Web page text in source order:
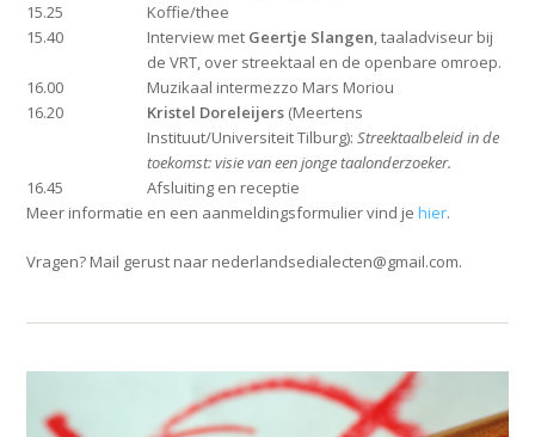
15.25
Koffie/thee
15.40
Interview met Geertje Slangen, taaladviseur bij
de VRT, over streektaal en de openbare omroep.
16.00
Muzikaal intermezzo Mars Moriou
16.20
Kristel Doreleijers (Meertens
Instituut/Universiteit Tilburg):Streektaalbeleid in de
toekomst: visie van een jonge taalonderzoeker.
16.45
Afsluiting en receptie
Meer informatie en een aanmeldingsformulier vind jehier.
Vragen? Mail gerust naar nederlandsedialecten@gmail.com.